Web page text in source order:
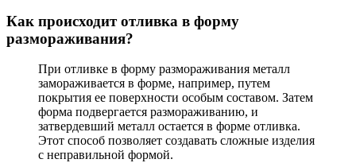
Как происходит отливка в форму
размораживания?
При отливке в форму размораживания металл
замораживается в форме, например, путем
покрытия ее поверхности особым составом. Затем
форма подвергается размораживанию, и
затвердевший металл остается в форме отливка.
Этот способ позволяет создавать сложные изделия
с неправильной формой.